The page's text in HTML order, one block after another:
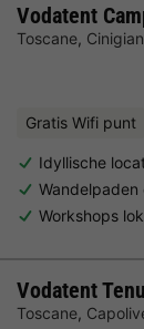
Vodatent
Toscane,
Gratis Wifi punt
Idyllische
Workshops
Vodatent
Toscane,